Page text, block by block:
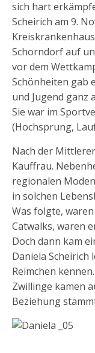
sich hart
Scheirich am 9.
Schorndorf auf
vor dem
Schönheiten gab
und Jugend ganz
Sie war im
(Hochsprung,
Nach der
Kauffrau.
regionalen
in solchen
Was folgte,
Catwalks, waren
Doch dann kam
Daniela
Reimchen
Zwillinge kamen
Beziehung